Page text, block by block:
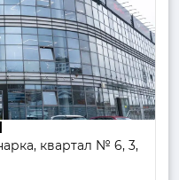
квартал № 6, 3,